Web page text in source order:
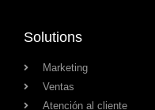
Solutions
Marketing
Ventas
Atención al cliente